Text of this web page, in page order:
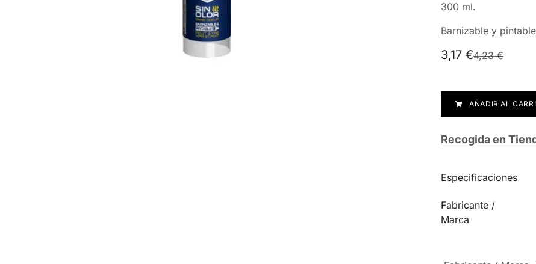
300 ml.
Barnizable y
3,17 €4,23€
AÑADIR AL
Recogida en
Especificaciones
Fabricante /
Marca